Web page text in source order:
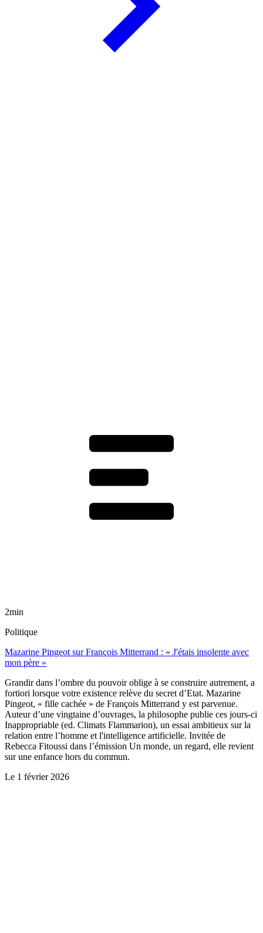
2min
Politique
Mazarine Pingeot sur François Mitterrand : « J'étais insolente avec
mon père »
Grandir dans l’ombre du pouvoir oblige à se construire autrement, a
fortiori lorsque votre existence relève du secret d’Etat. Mazarine
Pingeot, « fille cachée » de François Mitterrand y est parvenue.
Auteur d’une vingtaine d’ouvrages, la philosophe publie ces jours-ci
Inappropriable (ed. Climats Flammarion), un essai ambitieux sur la
relation entre l’homme et l'intelligence artificielle. Invitée de
Rebecca Fitoussi dans l’émission Un monde, un regard, elle revient
sur une enfance hors du commun.
Le 1 février 2026